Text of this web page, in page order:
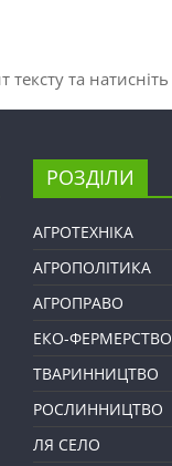
та натисніть
РОЗДІЛИ
АГРОТЕХНІКА
АГРОПОЛІТИКА
АГРОПРАВО
ЕКО-ФЕРМЕРСТВО
ТВАРИННИЦТВО
РОСЛИННИЦТВО
ЛЯ СЕЛО